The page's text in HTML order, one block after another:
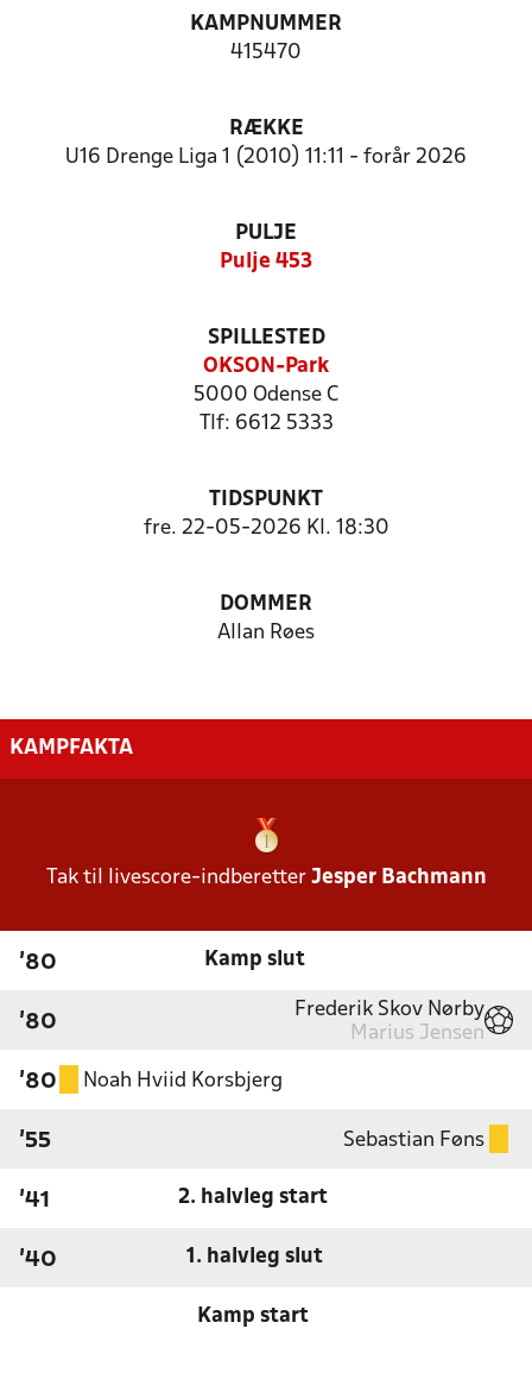
KAMPNUMMER
415470
RÆKKE
U16 Drenge Liga 1 (2010) 11:11 - forår 2026
PULJE
Pulje 453
SPILLESTED
OKSON-Park
5000 Odense C
Tlf: 6612 5333
TIDSPUNKT
fre. 22-05-2026 Kl. 18:30
DOMMER
Allan Røes
KAMPFAKTA
Tak til livescore-indberetter Jesper Bachmann
'80 Kamp slut
'80
Frederik Skov Nørby
Marius Jensen
'80 Noah Hviid Korsbjerg
'55 Sebastian Føns
'41 2. halvleg start
'40 1. halvleg slut
Kamp start